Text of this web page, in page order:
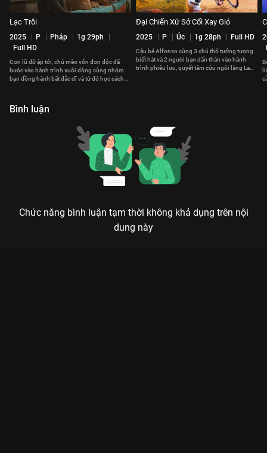
Lạc Trôi
2025 P Pháp
1g 29ph
Full HD
Cơn lũ dữ ập tới, chú mèo vốn đơn độc đã
bước vào hành trình xuôi dòng cùng nhóm
bạn đồng hành bất đắc dĩ và từ đó học cách
Đại Chiến Xứ Sở Cối Xay Gió
2025 P Úc 1g 28ph Full HD
Cậu bé Alfonso cùng 3 chú thỏ tưởng tượng
biết hát và 2 người bạn dấn thân vào hành
trình phiêu lưu, quyết tâm cứu ngôi làng La
Bình luận
Chức năng bình luận tạm thời không khả dụng trên nội
dung này